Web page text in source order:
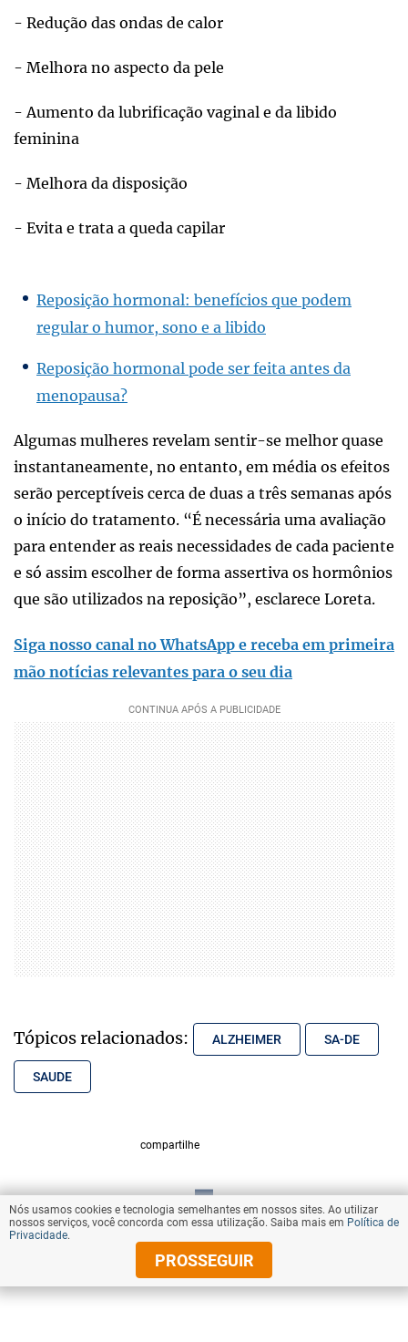
- Redução das ondas de calor
- Melhora no aspecto da pele
- Aumento da lubrificação vaginal e da libido
feminina
- Melhora da disposição
- Evita e trata a queda capilar
Reposição hormonal: benefícios que podem
regular o humor, sono e a libido
Reposição hormonal pode ser feita antes da
menopausa?
Algumas mulheres revelam sentir-se melhor quase
instantaneamente, no entanto, em média os efeitos
serão perceptíveis cerca de duas a três semanas após
o início do tratamento. “É necessária uma avaliação
para entender as reais necessidades de cada paciente
e só assim escolher de forma assertiva os hormônios
que são utilizados na reposição”, esclarece Loreta.
Siga nosso canal no WhatsApp e receba em primeira
mão notícias relevantes para o seu dia
Tópicos relacionados: ALZHEIMER SA-DE
SAUDE
compartilhe
VOLTAR AO TOPO
© Copyright 2025 Diários Associados
Nós usamos cookies e tecnologia semelhantes em nossos sites. Ao utilizar
nossos serviços, você concorda com essa utilização. Saiba mais em Política de
Privacidade.
PROSSEGUIR